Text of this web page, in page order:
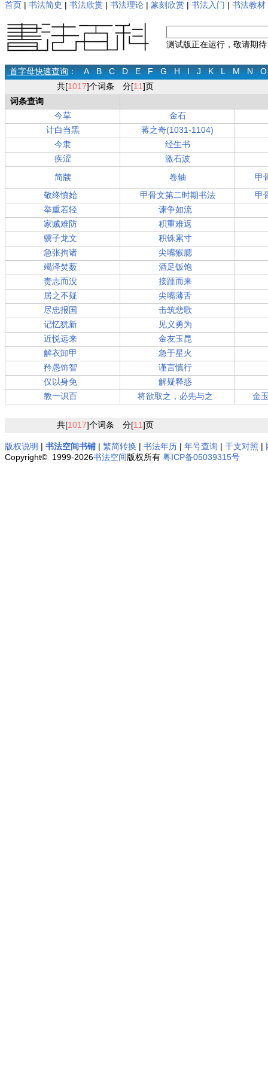
首页 | 书法简史 | 书法欣赏 | 书法理论 | 篆刻欣赏 | 书法入门 | 书法教材
测试版正在运行，敬请期
首字母快速查询： A B C D E F G H I J K L M N
O
共[1017]个词条 分[11]页
词条查询
今草
金石
计白当黑
蒋之奇(1031-1104)
今隶
经生书
疾涩
激石波
简牍
卷轴
甲
敬终慎始
甲骨文第二时期书法
甲
举重若轻
谏争如流
家贼难防
积重难返
骥子龙文
积铢累寸
急张拘诸
尖嘴猴腮
竭泽焚薮
酒足饭饱
赍志而没
接踵而来
居之不疑
尖嘴薄舌
尽忠报国
击筑悲歌
记忆犹新
见义勇为
近悦远来
金友玉昆
解衣卸甲
急于星火
矜愚饰智
谨言慎行
仅以身免
解疑释惑
教一识百
将欲取之，必先与之 金
共[1017]个词条 分[11]页
版权说明 | 书法空间书铺 | 繁简转换 | 书法年历 | 年号查询 | 干支对照 |
Copyright© 1999-2026书法空间版权所有 粤ICP备05039315号